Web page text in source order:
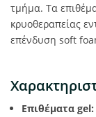
τμήμα. Τα
κρυοθεραπείας
επένδυση soft
Επιθέματα gel: